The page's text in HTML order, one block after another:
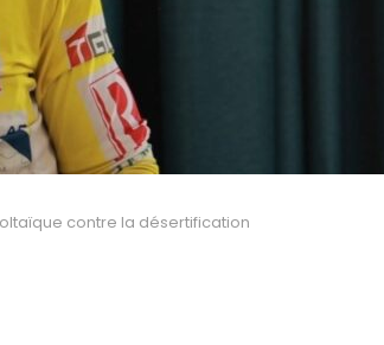
contre la désertification